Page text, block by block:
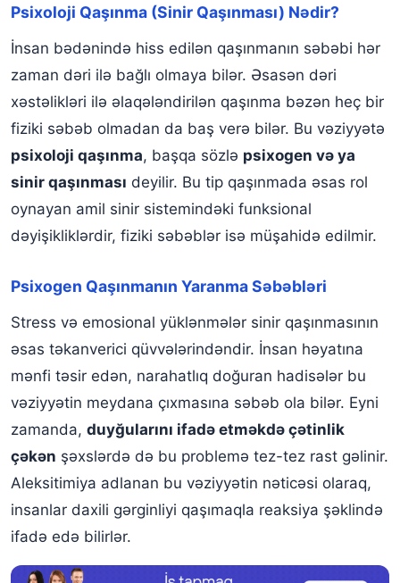
Psixogen Qaşınmanın Yaranma Səbəbləri
Diaqnostika Prosesi
Müalicə Yolları
Psixoloji Qaşınma və Zehni Pozğunluqlar Arasındakı Əlaqə
Nəticə
Psixoloji Qaşınma (Sinir Qaşınması) Nədir?
İnsan bədənində hiss edilən qaşınmanın səbəbi hər
zaman dəri ilə bağlı olmaya bilər. Əsasən dəri
xəstəlikləri ilə əlaqələndirilən qaşınma bəzən heç bir
fiziki səbəb olmadan da baş verə bilər. Bu vəziyyətə
psixoloji qaşınma, başqa sözlə psixogen və ya
sinir qaşınması deyilir. Bu tip qaşınmada əsas rol
oynayan amil sinir sistemindəki funksional
dəyişikliklərdir, fiziki səbəblər isə müşahidə edilmir.
Psixogen Qaşınmanın Yaranma Səbəbləri
Stress və emosional yüklənmələr sinir qaşınmasının
əsas təkanverici qüvvələrindəndir. İnsan həyatına
mənfi təsir edən, narahatlıq doğuran hadisələr bu
vəziyyətin meydana çıxmasına səbəb ola bilər. Eyni
zamanda, duyğularını ifadə etməkdə çətinlik
çəkən şəxslərdə də bu problemə tez-tez rast gəlinir.
Aleksitimiya adlanan bu vəziyyətin nəticəsi olaraq,
insanlar daxili gərginliyi qaşımaqla reaksiya şəklində
ifadə edə bilirlər.